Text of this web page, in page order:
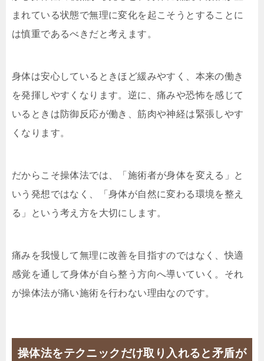
まれている状態で無理に変化を起こそうとすることに
は慎重であるべきだと考えます。
身体は安心しているときほど緩みやすく、本来の働き
を発揮しやすくなります。逆に、痛みや恐怖を感じて
いるときは防御反応が働き、筋肉や神経は緊張しやす
くなります。
だからこそ操体法では、「施術者が身体を変える」と
いう発想ではなく、「身体が自然に変わる環境を整え
る」という考え方を大切にします。
痛みを我慢して無理に改善を目指すのではなく、快適
感覚を通して身体が自ら整う方向へ導いていく。それ
が操体法が痛い施術を行わない理由なのです。
操体法をテクニックだけ取り入れると矛盾が